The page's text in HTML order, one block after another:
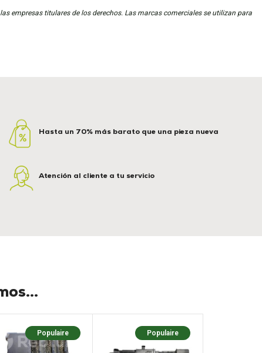
empresas titulares de los derechos. Las marcas comerciales se utilizan para
Hasta un 70% más barato que una pieza nueva
Atención al cliente a tu servicio
Populaire Populaire